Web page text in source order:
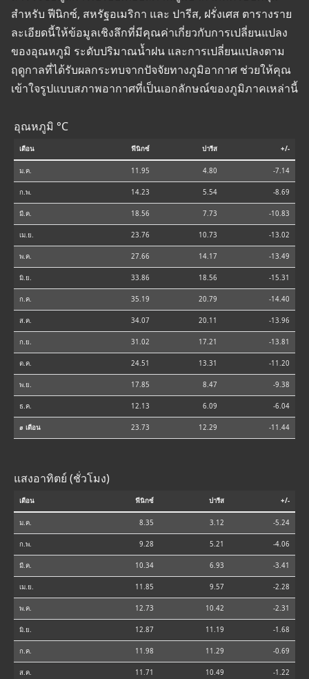
สำหรับ ฟีนิกซ์, สหรัฐอเมริกา และ ปารีส, ฝรั่งเศส ตารางราย
ละเอียดนี้ให้ข้อมูลเชิงลึกที่มีคุณค่าเกี่ยวกับการเปลี่ยนแปลง
ของอุณหภูมิ ระดับปริมาณน้ำฝน และการเปลี่ยนแปลงตาม
ฤดูกาลที่ได้รับผลกระทบจากปัจจัยทางภูมิอากาศ ช่วยให้คุณ
เข้าใจรูปแบบสภาพอากาศที่เป็นเอกลักษณ์ของภูมิภาคเหล่านี้
อุณหภูมิ °C
เดือน ฟีนิกซ์ ปารีส +/-
ม.ค. 11.95 4.80 -7.14
ก.พ. 14.23 5.54 -8.69
มี.ค. 18.56 7.73 -10.83
เม.ย. 23.76 10.73 -13.02
พ.ค. 27.66 14.17 -13.49
มิ.ย. 33.86 18.56 -15.31
ก.ค. 35.19 20.79 -14.40
ส.ค. 34.07 20.11 -13.96
ก.ย. 31.02 17.21 -13.81
ต.ค. 24.51 13.31 -11.20
พ.ย. 17.85 8.47 -9.38
ธ.ค. 12.13 6.09 -6.04
⌀ เดือน 23.73 12.29 -11.44
แสงอาทิตย์ (ชั่วโมง)
เดือน ฟีนิกซ์ ปารีส +/-
ม.ค. 8.35 3.12 -5.24
ก.พ. 9.28 5.21 -4.06
มี.ค. 10.34 6.93 -3.41
เม.ย. 11.85 9.57 -2.28
พ.ค. 12.73 10.42 -2.31
มิ.ย. 12.87 11.19 -1.68
ก.ค. 11.98 11.29 -0.69
ส.ค. 11.71 10.49 -1.22